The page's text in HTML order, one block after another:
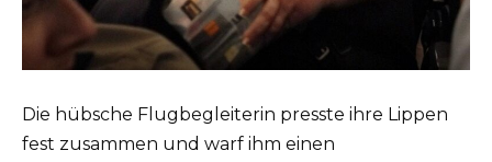
Die hübsche Flugbegleiterin presste ihre Lippen
fest zusammen und warf ihm einen